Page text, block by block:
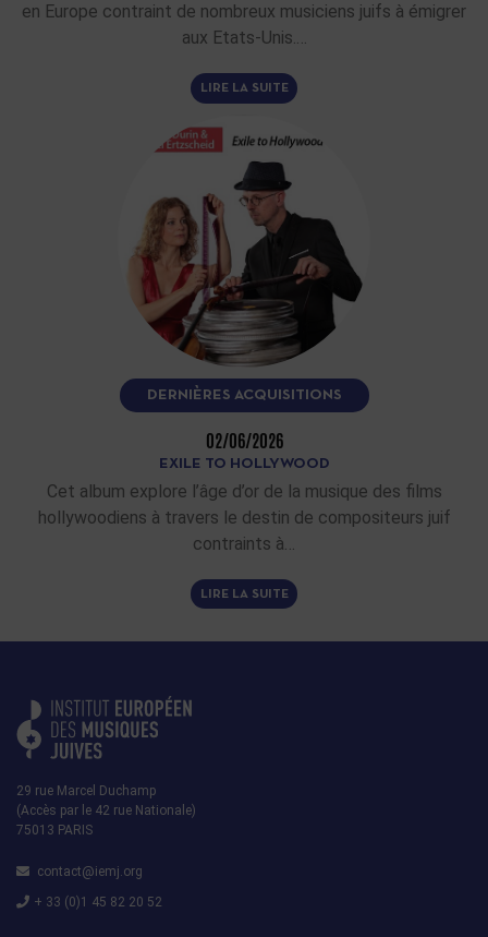
en Europe contraint de nombreux musiciens juifs à émigrer
aux Etats-Unis.…
LIRE LA SUITE
DERNIÈRES ACQUISITIONS
02/06/2026
EXILE TO HOLLYWOOD
Cet album explore l’âge d’or de la musique des films
hollywoodiens à travers le destin de compositeurs juif
contraints à…
LIRE LA SUITE
29 rue Marcel Duchamp
(Accès par le 42 rue Nationale)
75013 PARIS
contact@iemj.org
+ 33 (0)1 45 82 20 52